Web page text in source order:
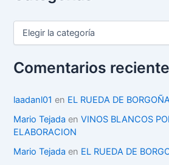
C
e
g
r
a
s
Comentarios
laadanl01 en EL RUEDA DE
Mario Tejada enVINOS BLANCOS
ELABORACION
Mario Tejada en EL RUEDA DE